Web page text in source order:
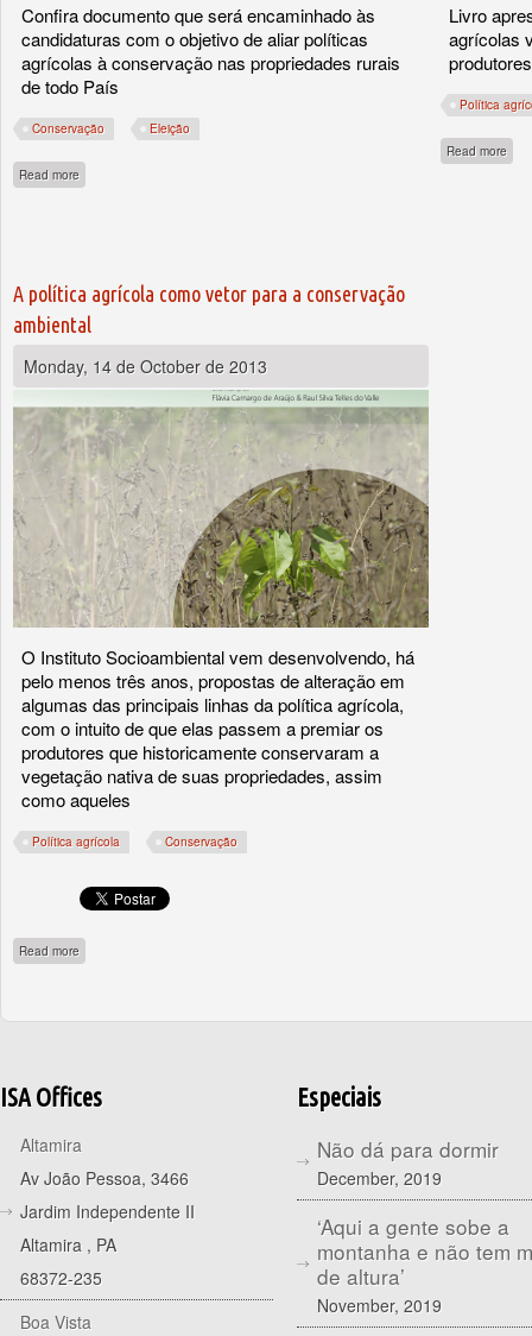
Confira documento que será encaminhado às
candidaturas com o objetivo de aliar políticas
agrícolas à conservação nas propriedades rurais
de todo País
Conservação Eleição
Read more
Livro
agrícolas
Política
Read more
A política agrícola como vetor para a conservação
ambiental
Monday, 14 de October de 2013
O Instituto Socioambiental vem desenvolvendo, há
pelo menos três anos, propostas de alteração em
algumas das principais linhas da política agrícola,
com o intuito de que elas passem a premiar os
produtores que historicamente conservaram a
vegetação nativa de suas propriedades, assim
como aqueles
Política agrícola Conservação
Read more
ISA Offices
Altamira
Av João Pessoa, 3466
Jardim Independente II
Altamira , PA
68372-235
Boa Vista
Especiais
Não dá para dormir
December, 2019
‘Aqui a gente sobe a
montanha e não tem
de altura’
November, 2019